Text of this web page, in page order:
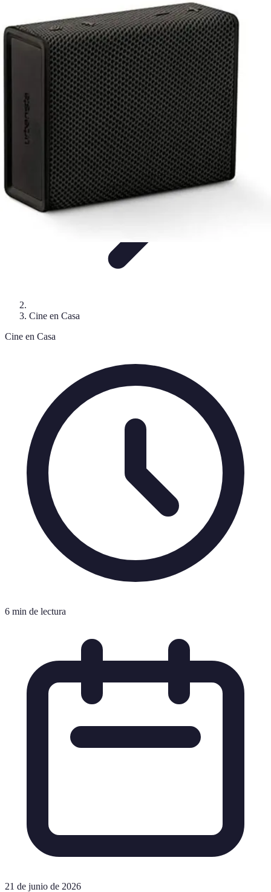
Cine en CasaSonido y AudioTecnología de EntretenimientoCine y
MultimediaPodcasts
Entretenido Ya
Cine en Casa
Cine en Casa
6 min de lectura
21 de junio de 2026